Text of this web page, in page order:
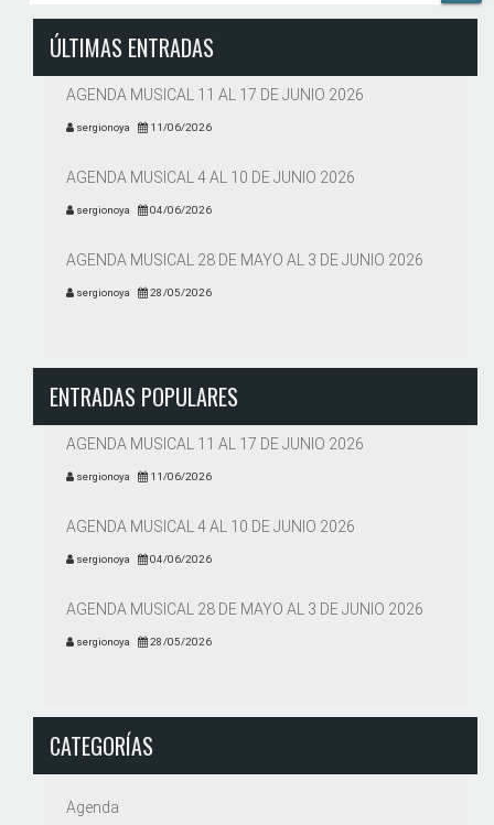
ÚLTIMAS ENTRADAS
AGENDA MUSICAL 11 AL 17 DE JUNIO 2026
sergionoya 11/06/2026
AGENDA MUSICAL 4 AL 10 DE JUNIO 2026
sergionoya 04/06/2026
AGENDA MUSICAL 28 DE MAYO AL 3 DE JUNIO 2026
sergionoya 28/05/2026
ENTRADAS POPULARES
AGENDA MUSICAL 11 AL 17 DE JUNIO 2026
sergionoya 11/06/2026
AGENDA MUSICAL 4 AL 10 DE JUNIO 2026
sergionoya 04/06/2026
AGENDA MUSICAL 28 DE MAYO AL 3 DE JUNIO 2026
sergionoya 28/05/2026
CATEGORÍAS
Agenda